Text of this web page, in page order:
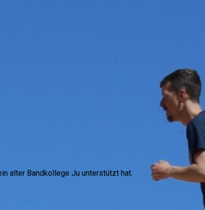
alter Bandkollege Ju unterstützt hat.